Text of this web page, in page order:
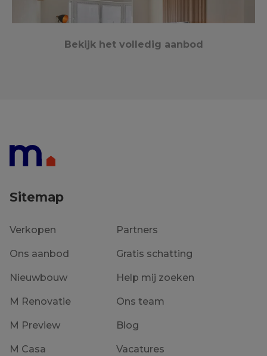
Verkocht
Bekijk het volledig aanbod
Sitemap
Verkopen
Ons aanbod
Nieuwbouw
M Renovatie
M Preview
M Casa
Partners
Gratis schatting
Help mij zoeken
Ons team
Blog
Vacatures